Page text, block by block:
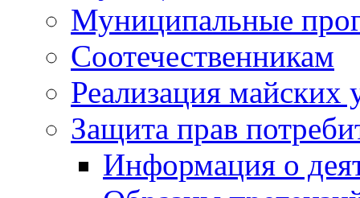
Муниципальные
Соотечественникам
Реализация майских
Защита прав
Информация о